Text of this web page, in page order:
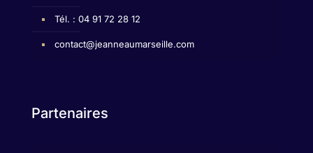
Tél. : 04 91 72 28 12
contact@jeanneaumarseille.com
Partenaires